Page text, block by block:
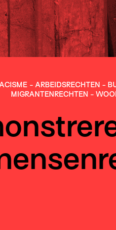
-ARBEIDS­­RECHTEN -
MIGRANTEN­RECHTEN -